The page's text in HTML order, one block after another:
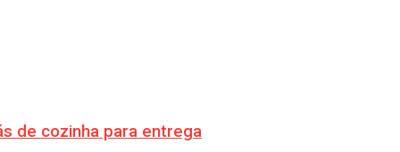
de cozinha para entrega